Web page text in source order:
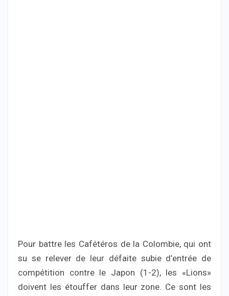
Pour battre les Cafétéros de la Colombie, qui ont
su se relever de leur défaite subie d’entrée de
compétition contre le Japon (1-2), les «Lions»
doivent les étouffer dans leur zone. Ce sont les